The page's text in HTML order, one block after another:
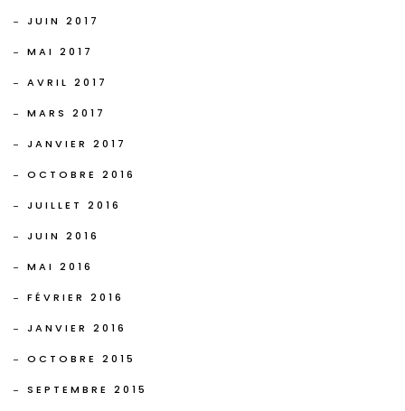
JUIN 2017
MAI 2017
AVRIL 2017
MARS 2017
JANVIER 2017
OCTOBRE 2016
JUILLET 2016
JUIN 2016
MAI 2016
FÉVRIER 2016
JANVIER 2016
OCTOBRE 2015
SEPTEMBRE 2015